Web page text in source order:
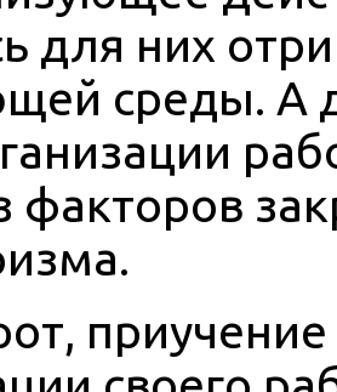
для них
среды. А
факторов